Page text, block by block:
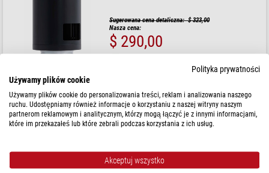
Sugerowana cena detaliczna: $ 323,00
Nasza cena:
$ 290,00
ZWO
Montaż AM3N Harmonic Equatorial
$ 2.190,00
Polityka prywatności
Używamy plików cookie
Używamy plików cookie do personalizowania treści, reklam i analizowania naszego
ruchu. Udostępniamy również informacje o korzystaniu z naszej witryny naszym
partnerom reklamowym i analitycznym, którzy mogą łączyć je z innymi informacjami,
które im przekazałeś lub które zebrali podczas korzystania z ich usług.
Akceptuj wszystko